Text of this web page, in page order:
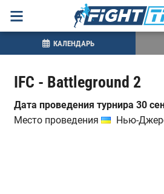
IFC - Battleground 2
Дата проведения турнира 30
Место проведения
Нью-
КАЛЕНДАРЬ